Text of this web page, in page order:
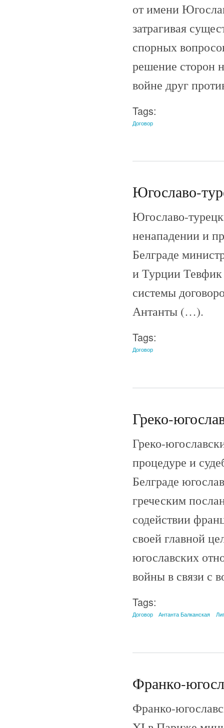
от имени
затрагивая
спорных
решение сторон
войне друг
Tags:
Договор
Югославо-
Югославо-
ненападении и
Белграде
и Турции
системы
Антанты (…).
Tags:
Договор
Греко-
Греко-
процедуре и
Белграде
греческим
содействии
своей главной
югославских
войны в связи с
Tags:
Договор Антанта Балканская
Франко-
Франко-